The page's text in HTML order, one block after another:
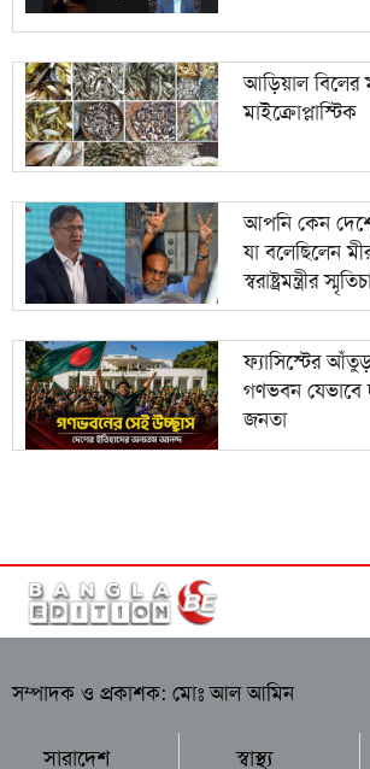
আড়িয়াল বিলের
মাইক্রোপ্লাস্টিক
আপনি কেন
যা বলেছিলেন
স্বরাষ্ট্রমন্ত্রীর
ফ্যাসিস্টের
গণভবন যেভাবে
জনতা
সম্পাদক ও প্রকাশক: মোঃ আল আমিন
সারাদেশ স্বাস্থ্য